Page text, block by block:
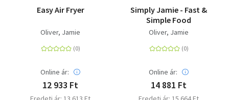
Easy Air Fryer
Oliver, Jamie
Online ár:
12 933 Ft
Simply Jamie - Fast &
Simple Food
Oliver, Jamie
Online ár:
14 881 Ft